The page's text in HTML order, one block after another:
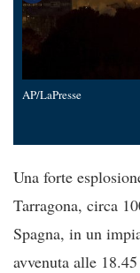
AP/LaPresse
Una forte
Tarragona, circa
Spagna, in un
avvenuta alle